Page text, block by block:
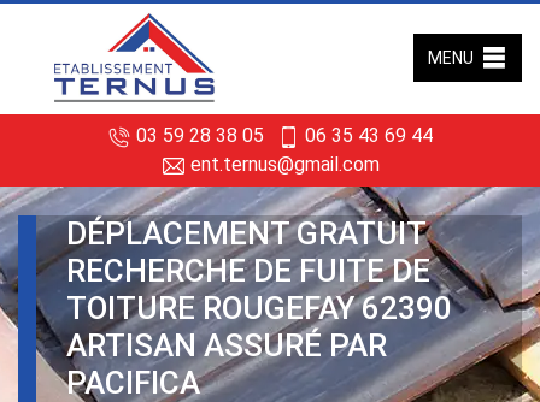
03 59 28 38 05
06 35 43 69 44
ent.ternus@gmail.com
MENU
DÉPLACEMENT GRATUIT
RECHERCHE DE FUITE DE
TOITURE ROUGEFAY 62390
ARTISAN ASSURÉ PAR
PACIFICA